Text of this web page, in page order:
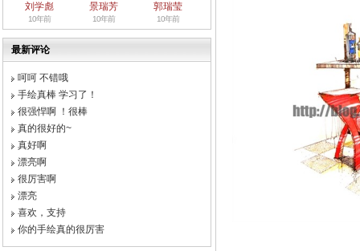
刘学彪
10年前
景瑞芳
10年前
郭瑞莹
10年前
最新评论
呵呵 不错哦
手绘真棒 学习了！
很强悍啊 ！很棒
真的很好的~
真好啊
漂亮啊
很厉害啊
漂亮
喜欢，支持
你的手绘真的很厉害